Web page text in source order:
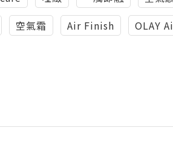
空氣霜 Air Finish OLAY